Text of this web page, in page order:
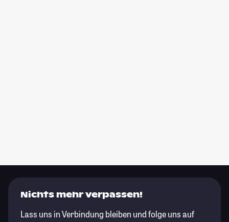
Nichts mehr verpassen!
Lass uns in Verbindung bleiben und folge uns auf